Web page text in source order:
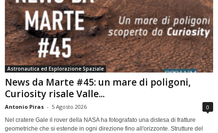
Astronautica ed Esplorazione Spaziale
News da Marte #45: un mare di poligoni,
Curiosity risale Valle...
Antonio Piras - 5 Agosto 2026 0
Nel cratere Gale il rover della NASA ha fotografato una distesa di fratture
geometriche che si estende in ogni direzione fino all'orizzonte. Strutture del